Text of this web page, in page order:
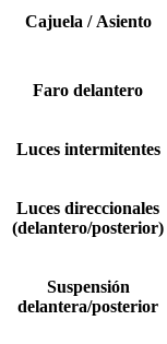
Cajuela / Asiento
Faro delantero
Luces intermitentes
Luces direccionales
(delantero/posterior)
Suspensión
delantera/posterior